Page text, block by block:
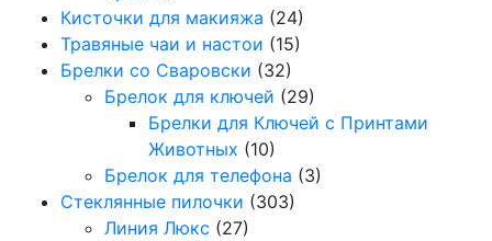
Кисточки для макияжа (24)
Травяные чаи и настои (15)
Брелки со Сваровски (32)
Брелок для ключей (29)
Брелки для Ключей с Принтами
Животных (10)
Брелок для телефона (3)
Стеклянные пилочки (303)
Линия Люкс (27)